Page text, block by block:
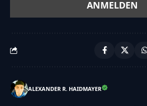
ALEXANDER R. HAIDMAYER